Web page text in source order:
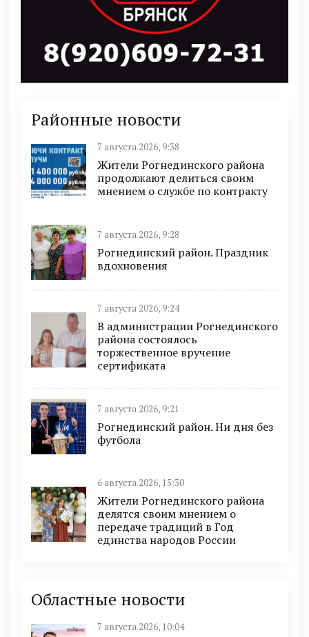
Районные новости
7 августа 2026, 9:38
Жители Рогнединского района
продолжают делиться своим
мнением о службе по контракту
7 августа 2026, 9:28
Рогнединский район. Праздник
вдохновения
7 августа 2026, 9:24
В администрации Рогнединского
района состоялось
торжественное вручение
сертификата
7 августа 2026, 9:21
Рогнединский район. Ни дня без
футбола
6 августа 2026, 15:30
Жители Рогнединского района
делятся своим мнением о
передаче традиций в Год
единства народов России
Областные новости
7 августа 2026, 10:04